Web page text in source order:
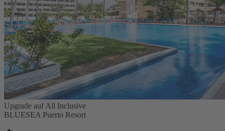
Upgrade auf All Inclusive
BLUESEA Puerto Resort